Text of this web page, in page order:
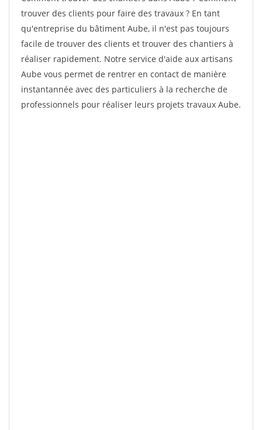
trouver des clients pour faire des travaux ? En tant
qu'entreprise du bâtiment Aube, il n'est pas toujours
facile de trouver des clients et trouver des chantiers à
réaliser rapidement. Notre service d'aide aux artisans
Aube vous permet de rentrer en contact de manière
instantannée avec des particuliers à la recherche de
professionnels pour réaliser leurs projets travaux Aube.